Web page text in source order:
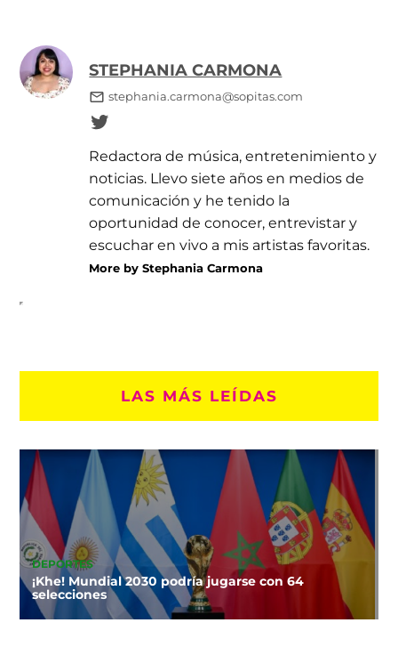
STEPHANIA CARMONA
stephania.carmona@sopitas.com
Redactora de música, entretenimiento y
noticias. Llevo siete años en medios de
comunicación y he tenido la
oportunidad de conocer, entrevistar y
escuchar en vivo a mis artistas favoritas.
More by Stephania Carmona
LAS MÁS LEÍDAS
DEPORTES
¡Khe! Mundial 2030 podría jugarse con 64
selecciones